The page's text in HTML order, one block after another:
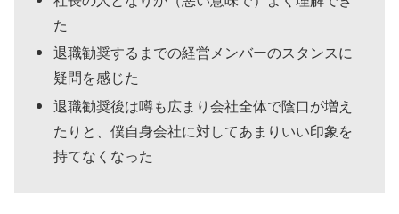
た
退職勧奨するまでの経営メンバーのスタンスに
疑問を感じた
退職勧奨後は噂も広まり会社全体で陰口が増え
たりと、僕自身会社に対してあまりいい印象を
持てなくなった